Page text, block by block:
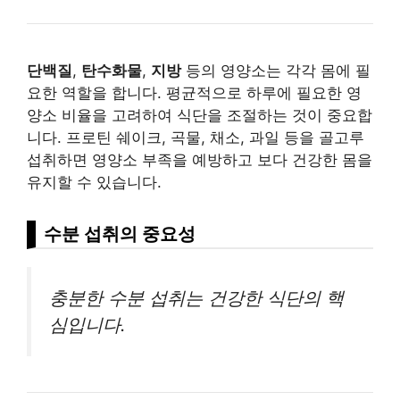
단백질, 탄수화물, 지방등의 영양소는 각각 몸에 필
요한 역할을 합니다. 평균적으로 하루에 필요한 영
양소 비율을 고려하여 식단을 조절하는 것이 중요합
니다. 프로틴 쉐이크, 곡물, 채소, 과일 등을 골고루
섭취하면 영양소 부족을 예방하고 보다 건강한 몸을
유지할 수 있습니다.
수분 섭취의 중요성
충분한 수분 섭취는 건강한 식단의 핵
심입니다.